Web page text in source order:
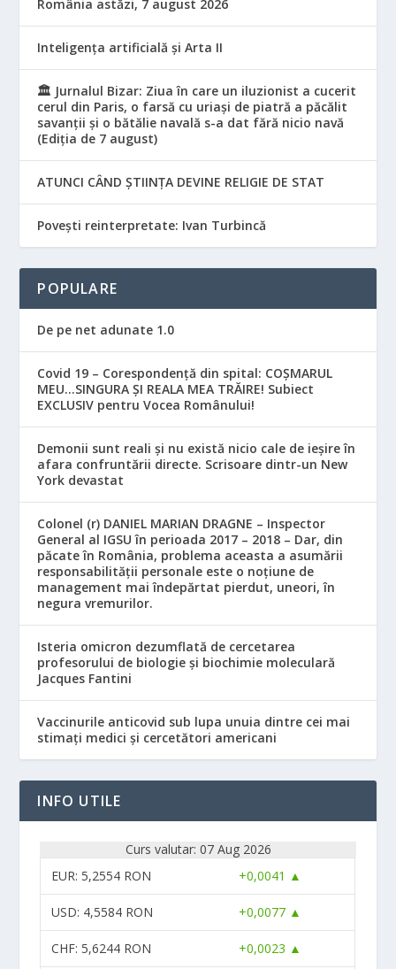
România astăzi, 7 august 2026
Inteligența artificială și Arta II
🏛️ Jurnalul Bizar: Ziua în care un iluzionist a cucerit
cerul din Paris, o farsă cu uriași de piatră a păcălit
savanții și o bătălie navală s-a dat fără nicio navă
(Ediția de 7 august)
ATUNCI CÂND ȘTIINȚA DEVINE RELIGIE DE STAT
Povești reinterpretate: Ivan Turbincă
POPULARE
De pe net adunate 1.0
Covid 19 – Corespondență din spital: COȘMARUL
MEU…SINGURA ȘI REALA MEA TRĂIRE! Subiect
EXCLUSIV pentru Vocea Românului!
Demonii sunt reali și nu există nicio cale de ieșire în
afara confruntării directe. Scrisoare dintr-un New
York devastat
Colonel (r) DANIEL MARIAN DRAGNE – Inspector
General al IGSU în perioada 2017 – 2018 – Dar, din
păcate în România, problema aceasta a asumării
responsabilităţii personale este o noţiune de
management mai îndepărtat pierdut, uneori, în
negura vremurilor.
Isteria omicron dezumflată de cercetarea
profesorului de biologie și biochimie moleculară
Jacques Fantini
Vaccinurile anticovid sub lupa unuia dintre cei mai
stimați medici și cercetători americani
INFO UTILE
Curs valutar: 07 Aug 2026
EUR: 5,2554 RON +0,0041 ▲
USD: 4,5584 RON +0,0077 ▲
CHF: 5,6244 RON +0,0023 ▲